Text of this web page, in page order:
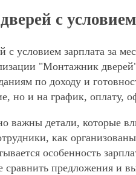
с
условием зарплата за
"Монтажник
по доходу и
но и на график, оплату,
важны детали, которые
как
особенность
предложения и